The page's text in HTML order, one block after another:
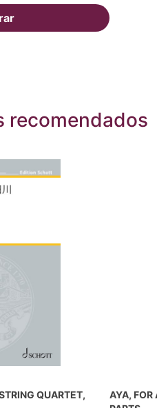
recomendados
QUARTET,
AYA, FOR